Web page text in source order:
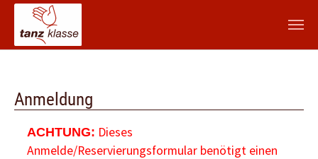
Anmeldung
ACHTUNG: Dieses
Anmelde/Reservierungsformular benötigt einen